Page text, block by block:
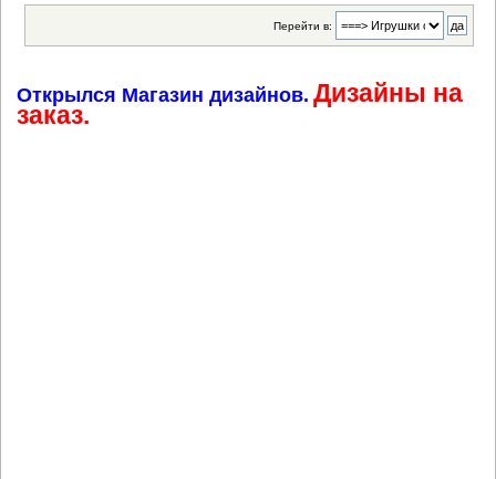
Перейти в:
Открылся Магазин дизайнов. Дизайны на
заказ.